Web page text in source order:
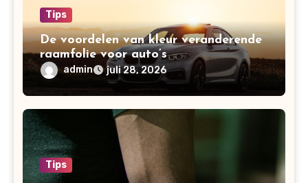
Tips
De voordelen van kleur veranderende
raamfolie voor auto’s
admin juli 28, 2026
Tips